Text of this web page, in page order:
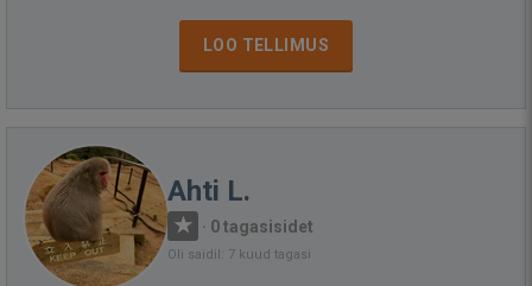
LOO TELLIMUS
Ahti L.
· 0 tagasisidet
Oli saidil: 7 kuud tagasi